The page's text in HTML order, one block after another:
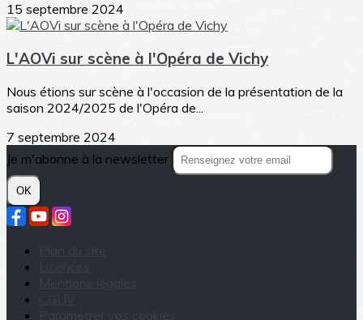
15 septembre 2024
L'AOVi sur scène à l'Opéra de Vichy
Nous étions sur scène à l'occasion de la présentation de la
saison 2024/2025 de l'Opéra de...
7 septembre 2024
Je m'abonne à la newsletter
OK